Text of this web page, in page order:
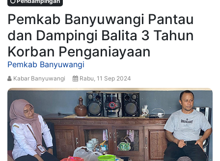
Pemkab Banyuwangi Pantau
dan Dampingi Balita 3 Tahun
Korban Penganiayaan
Pemkab Banyuwangi
Kabar Banyuwangi Rabu, 11 Sep 2024